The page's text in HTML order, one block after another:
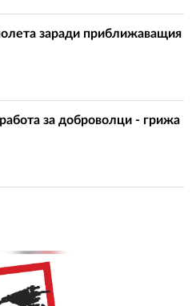
заради приближаващия
за доброволци - грижа